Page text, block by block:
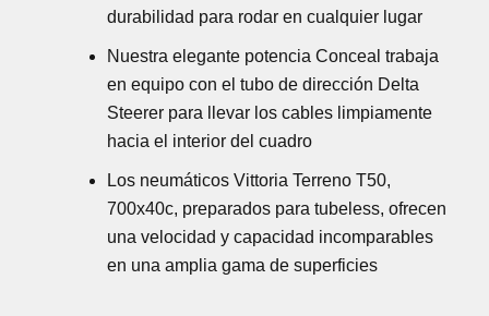
durabilidad para rodar en cualquier lugar
Nuestra elegante potencia Conceal trabaja
en equipo con el tubo de dirección Delta
Steerer para llevar los cables limpiamente
hacia el interior del cuadro
Los neumáticos Vittoria Terreno T50,
700x40c, preparados para tubeless, ofrecen
una velocidad y capacidad incomparables
en una amplia gama de superficies